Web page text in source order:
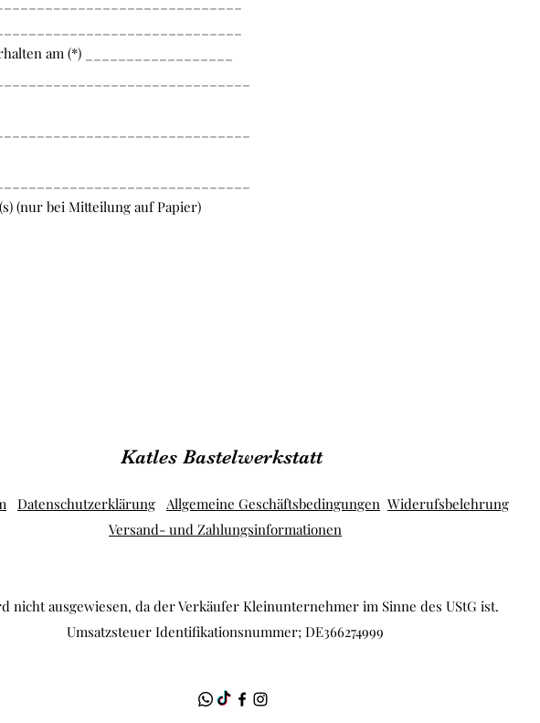
am (*) __________________
(nur bei Mitteilung auf Papier)
Katles Bastelwerkstatt
Datenschutzerklärung Allgemeine Geschäftsbedingungen Widerufsbelehrung
Versand- und Zahlungsinformationen
nicht ausgewiesen, da der Verkäufer Kleinunternehmer im Sinne des UStG ist.
Umsatzsteuer Identifikationsnummer; DE366274999